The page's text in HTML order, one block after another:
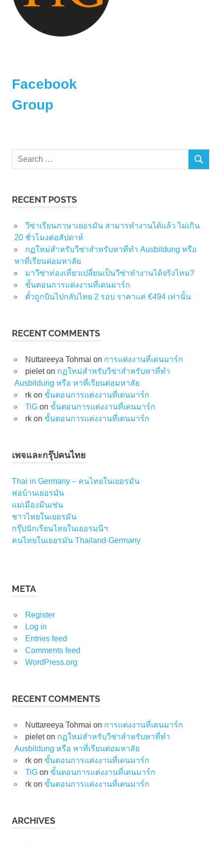
Facebook
Group
Search
SEARCH
RECENT POSTS
วีซ่าเรียนภาษาเยอรมัน สามารทำงานได้แล้ว ไม่เกิน
20 ชั่วโมงต่อสัปดาห์
กฏใหม่สำหรับวีซ่าสำหรับหาที่ทำ Ausbildung หรือ
หาที่เรียนต่อมหาลัย
มาวีซ่าท่องเที่ยวเปลี่ยนเป็นวีซ่าทำงานได้จริงไหม?
ขั้นตอนการแต่งงานที่เดนมาร์ก
ตั๋วถูกบินไปกลับไทย 2 รอบ ราคาแค่ €494 เท่านั้น
RECENT COMMENTS
Nuttareeya Tohmai on การแต่งงานที่เดนมาร์ก
pieleton กฏใหม่สำหรับวีซ่าสำหรับหาที่ทำ
Ausbildung หรือ หาที่เรียนต่อมหาลัย
rkon ขั้นตอนการแต่งงานที่เดนมาร์ก
TiGon ขั้นตอนการแต่งงานที่เดนมาร์ก
rkon ขั้นตอนการแต่งงานที่เดนมาร์ก
เพจและกรุ๊ปคนไทย
Thai in Germany – คนไทยในเยอรมัน
พ่อบ้านเยอรมัน
แม่เมืองมีนเช่น
ชาวไทยในเยอรมัน
กรุ๊ปนักเรียนไทยในเยอรมนีฯ
คนไทยในเยอรมัน Thailand-Germany
META
Register
Log in
Entries feed
Comments feed
WordPress.org
RECENT COMMENTS
Nuttareeya Tohmai on การแต่งงานที่เดนมาร์ก
pieleton กฏใหม่สำหรับวีซ่าสำหรับหาที่ทำ
Ausbildung หรือ หาที่เรียนต่อมหาลัย
rkon ขั้นตอนการแต่งงานที่เดนมาร์ก
TiGon ขั้นตอนการแต่งงานที่เดนมาร์ก
rkon ขั้นตอนการแต่งงานที่เดนมาร์ก
ARCHIVES